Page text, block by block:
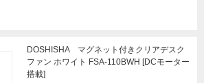
DOSHISHA マグネット付きクリアデスク
ファン ホワイト FSA-110BWH [DCモーター
搭載]